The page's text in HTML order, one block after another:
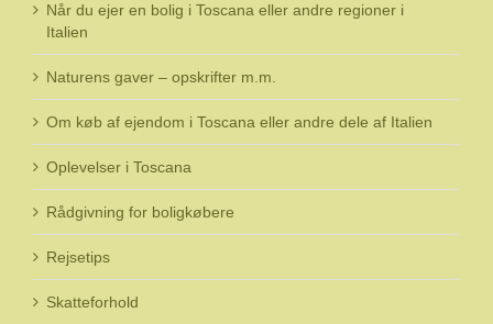
Når du ejer en bolig i Toscana eller andre regioner i
Italien
Naturens gaver – opskrifter m.m.
Om køb af ejendom i Toscana eller andre dele af Italien
Oplevelser i Toscana
Rådgivning for boligkøbere
Rejsetips
Skatteforhold